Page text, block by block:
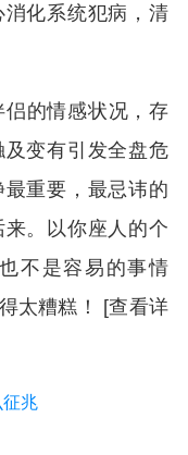
化系统犯病，清
的情感状况，存
变有引发全盘危
重要，最忌讳的
。以你座人的个
不是容易的事情
太糟糕！ [查看详
兆